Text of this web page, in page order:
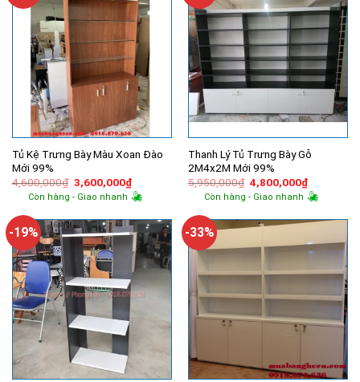
Tủ Kệ Trưng Bày Màu Xoan Đào
Mới 99%
4,600,000₫ Giá
gốc
là:
3,600,000₫Giá
hiện
tại
3,600,000₫.
Còn hàng - Giao nhanh
Thanh Lý Tủ Trưng Bày Gỗ
2M4x2M Mới 99%
5,950,000₫ Giá
gốc
là:
4,800,000₫Giá
hiện
tại
Còn hàng - Giao nhanh
-19% -33%